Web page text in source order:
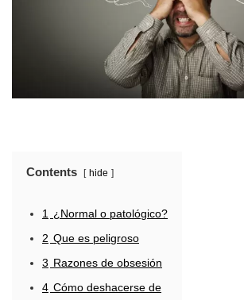
Contents hide
1 ¿Normal o patológico?
2 Que es peligroso
3 Razones de obsesión
4 Cómo deshacerse de